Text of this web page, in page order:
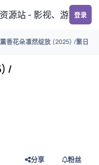
源站 - 影视、游戏、
登录
薰香花朵凛然绽放 (2025) /繁日
/
分享 粉丝